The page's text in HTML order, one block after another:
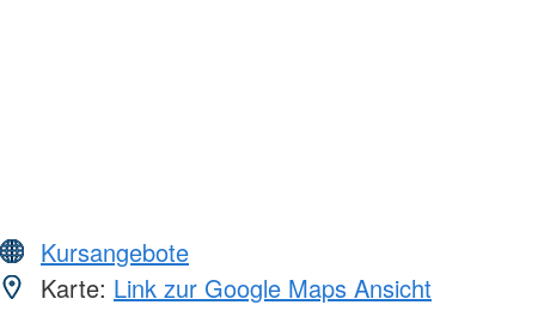
Kursangebote
Karte: Link zur Google Maps Ansicht